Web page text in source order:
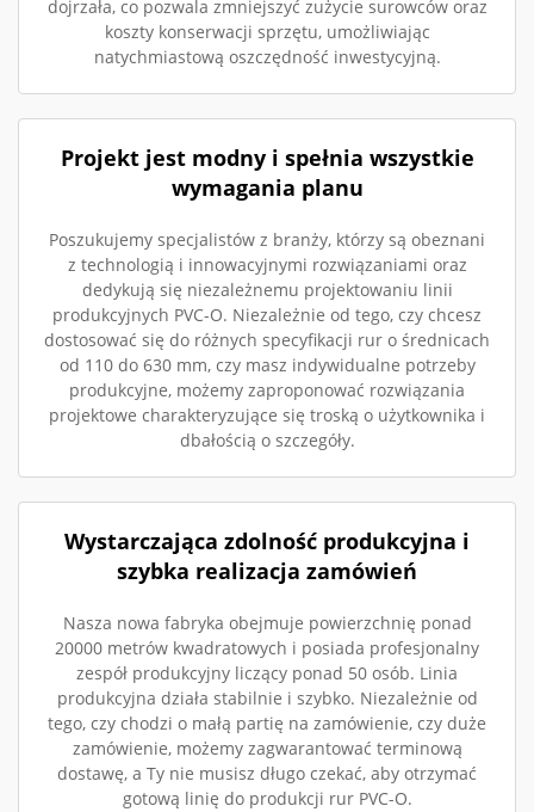
dojrzała, co pozwala zmniejszyć zużycie surowców oraz
koszty konserwacji sprzętu, umożliwiając
natychmiastową oszczędność inwestycyjną.
Projekt jest modny i spełnia wszystkie
wymagania planu
Poszukujemy specjalistów z branży, którzy są obeznani
z technologią i innowacyjnymi rozwiązaniami oraz
dedykują się niezależnemu projektowaniu linii
produkcyjnych PVC-O. Niezależnie od tego, czy chcesz
dostosować się do różnych specyfikacji rur o średnicach
od 110 do 630 mm, czy masz indywidualne potrzeby
produkcyjne, możemy zaproponować rozwiązania
projektowe charakteryzujące się troską o użytkownika i
dbałością o szczegóły.
Wystarczająca zdolność produkcyjna i
szybka realizacja zamówień
Nasza nowa fabryka obejmuje powierzchnię ponad
20000 metrów kwadratowych i posiada profesjonalny
zespół produkcyjny liczący ponad 50 osób. Linia
produkcyjna działa stabilnie i szybko. Niezależnie od
tego, czy chodzi o małą partię na zamówienie, czy duże
zamówienie, możemy zagwarantować terminową
dostawę, a Ty nie musisz długo czekać, aby otrzymać
gotową linię do produkcji rur PVC-O.